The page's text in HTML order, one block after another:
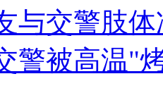
下狠手拳打脚踢
与交警肢
警被高温"